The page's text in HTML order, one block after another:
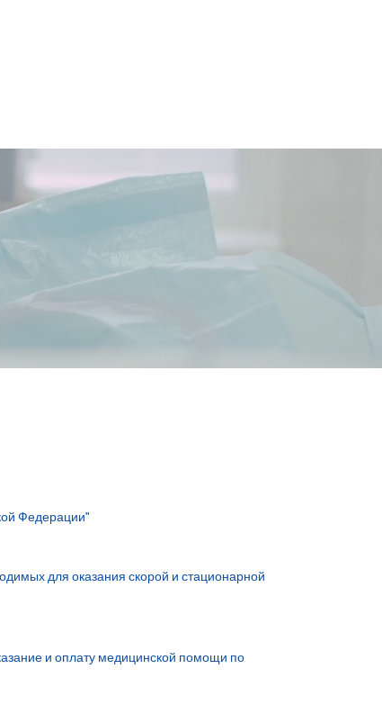
Федерации"
для оказания скорой и стационарной
и оплату медицинской помощи по